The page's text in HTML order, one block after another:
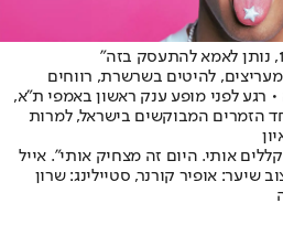
מעריצים, להיטים בשרשרת, רווחים
רגע לפני מופע ענק ראשון באמפי ת"א,
הפך לאחד הזמרים המבוקשים בישראל, למרות
אותי. היום זה מצחיק אותי". אייל
שיער: אופיר קורנר, סטיילינג: שרון